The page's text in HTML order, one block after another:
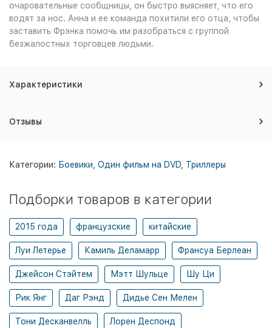
очаровательные сообщницы, он быстро выясняет, что его
водят за нос. Анна и ее команда похитили его отца, чтобы
заставить Фрэнка помочь им разобраться с группой
безжалостных торговцев людьми.
Характеристики
Отзывы
Категории: Боевики Один фильм на DVD Триллеры
Подборки товаров в категории
2015 года французские китайские
Луи Летерье Камиль Деламарр Франсуа Берлеан
Джейсон Стэйтем Мэтт Шульце Шу Ци
Рик Янг Даг Рэнд Дидье Сен Мелен
Тони Десканвелль Лорен Деспонд